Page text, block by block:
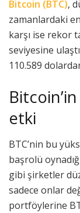
Bitcoin (BTC),
zamanlardaki
karşı ise rekor
seviyesine
110.589
etki
BTC’nin bu
başrolü
gibi şirketler
sadece onlar
portföylerine